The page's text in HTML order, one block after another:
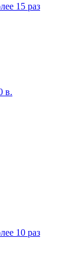
15 раз
в.
10 раз